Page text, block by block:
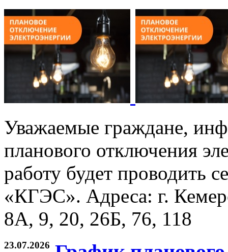
Уважаемые граждане,
планового отключения
работу будет проводить
«КГЭС». Адреса: г.
8А, 9, 20, 26Б, 76, 118
23.07.2026